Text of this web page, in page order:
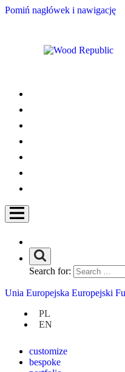
Pomiń nagłówek i nawigację
Search for:
Unia Europejska Europejski
PL
EN
New TOKI Collection – Design
How we work?
Personalization
Uncategorized
privacy policy
customize
bespoke